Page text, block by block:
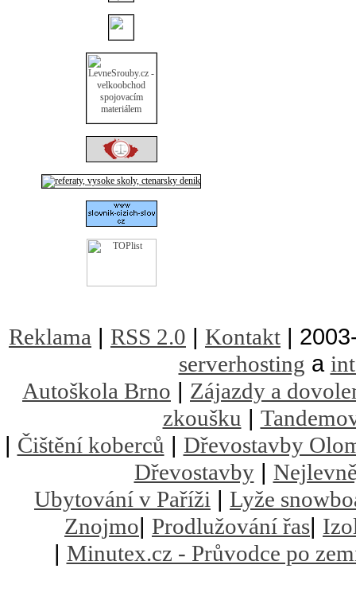
Reklama | RSS 2.0 | Kontakt |
serverhosting a
Autoškola Brno | Zájazdy a
zkoušku |
| Čištění koberců | Dřevostavby
Dřevostavby|
Ubytování v Paříži | Lyže
Znojmo| Prodlužování řas|
| Minutex.cz - Průvodce po